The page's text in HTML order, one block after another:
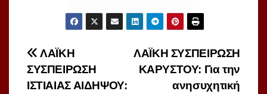
Πλοήγηση
άρθρων
ΛΑΪΚΗ ΣΥΣΠΕΙΡΩΣΗ
ΚΑΡΥΣΤΟΥ: Για την
ανησυχητική
ΛΑΪΚΗ
ΣΥΣΠΕΙΡΩΣΗ
ΙΣΤΙΑΙΑΣ ΑΙΔΗΨΟΥ: